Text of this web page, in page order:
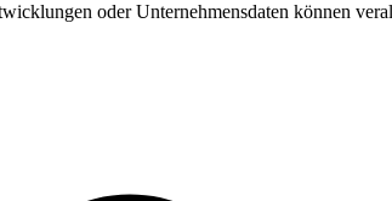
oder Unternehmensdaten können